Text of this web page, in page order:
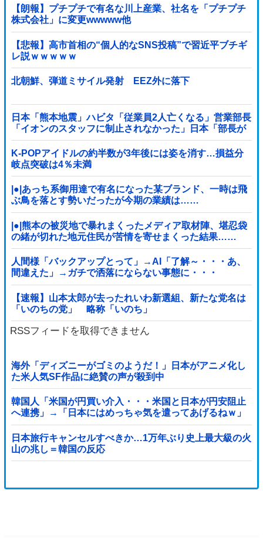
【朗報】プチプチで有名な川上産業、社名を「プチプチ
株式会社」に変更wwwww他
【悲報】高市首相の“個人的なSNS投稿”で習近平ブチギ
レ説ｗｗｗｗｗ
北朝鮮、弾道ミサイル発射 EEZ外に落下
日本「熊本地震」ハビタ「従業員2人亡くなる」営業部長
「イオンのスタッフに制止されなかった」日本「部長が
連絡後の店員行動を証言（謎」イオン「再入館可能の事
実ない」→
K-POPアイドルの約半数が3年後には姿を消す…損益分
岐点突破は4％未満
|●|あっち系御用達で有名になった某ブランド、一時は飛
ぶ鳥を落とす勢いだったが今期の業績は……
|●|熊本の被災地で暴れまくったメディア取材陣、堪忍袋
の緒が切れた地元住民が苦情を寄せまくった結果……
人間様「バックアップとって」→AI「了解～・・・あ、
間違えた」→ガチで洒落にならない事態に・・・
【速報】山本太郎が去ったれいわ新選組、新たな党名は
「いのちの党」 略称「いのち」
RSSフィードを取得できません
海外「ディズニーがゴミのようだ！」日本がアニメ化し
た米人気SF作品に絶賛の声が殺到中
韓国人「米国が円買い介入・・・米国と日本が円安阻止
へ連携」→「日本にはめっちゃ気を遣ってあげるねｗ」
「ウォンも救ってくれ・・・」
日本旅行キャンセルすべきか…1万年ぶり史上最大級の火
山の兆し＝韓国の反応